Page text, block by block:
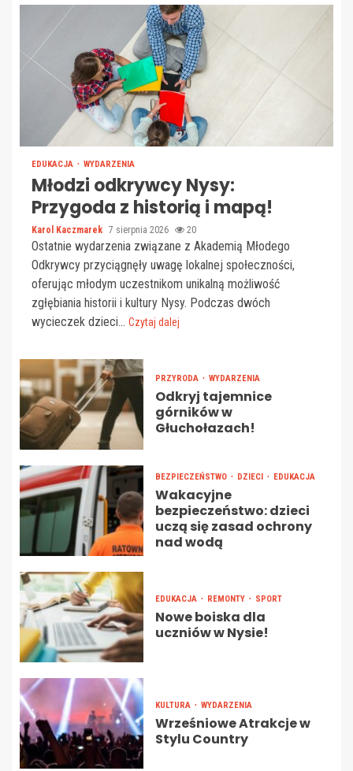
EDUKACJA WYDARZENIA
Młodzi odkrywcy Nysy:
Przygoda z historią i mapą!
Karol Kaczmarek 7 sierpnia 2026 20
Ostatnie wydarzenia związane z Akademią Młodego
Odkrywcy przyciągnęły uwagę lokalnej społeczności,
oferując młodym uczestnikom unikalną możliwość
zgłębiania historii i kultury Nysy. Podczas dwóch
wycieczek dzieci... Czytaj dalej
PRZYRODA WYDARZENIA
Odkryj tajemnice
górników w
Głuchołazach!
BEZPIECZEŃSTWO DZIECI EDUKACJA
Wakacyjne
bezpieczeństwo: dzieci
uczą się zasad ochrony
nad wodą
EDUKACJA REMONTY SPORT
Nowe boiska dla
uczniów w Nysie!
KULTURA WYDARZENIA
Wrześniowe Atrakcje w
Stylu Country